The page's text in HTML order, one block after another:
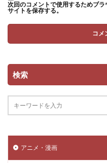
次回のコメントで使用するためブラ
サイトを保存する。
検索
アニメ・漫画